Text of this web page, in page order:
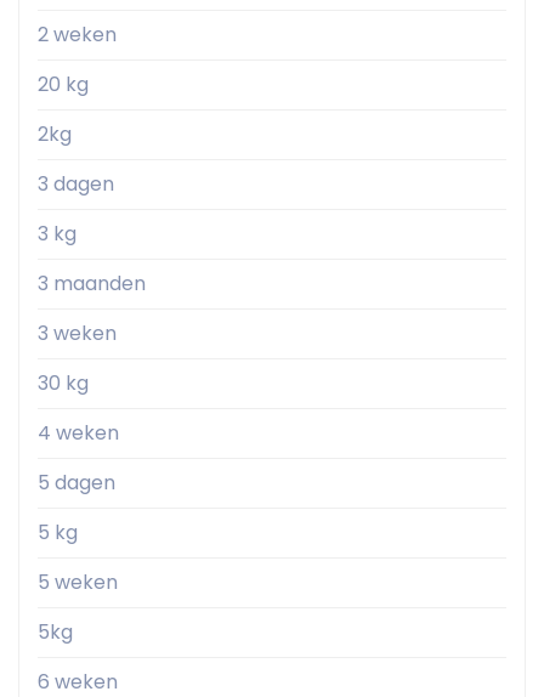
2 weken
20 kg
2kg
3 dagen
3 kg
3 maanden
3 weken
30 kg
4 weken
5 dagen
5 kg
5 weken
5kg
6 weken